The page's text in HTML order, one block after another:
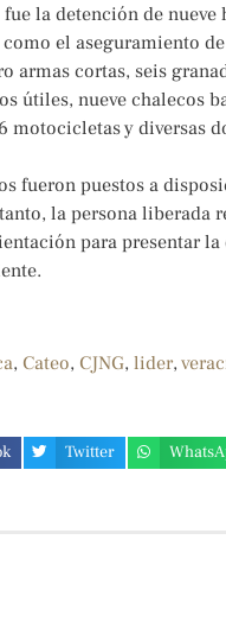
la detención de nueve
como el aseguramiento
armas cortas, seis
útiles, nueve chalecos
motocicletas y diversas
fueron puestos a
la persona liberada
para presentar la
, Cateo, CJNG, lider,
Twitter